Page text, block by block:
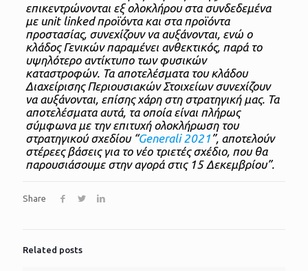
επικεντρώνονται εξ ολοκλήρου στα συνδεδεμένα
με unit linked προϊόντα και στα προϊόντα
προστασίας, συνεχίζουν να αυξάνονται, ενώ ο
κλάδος Γενικών παραμένει ανθεκτικός, παρά το
υψηλότερο αντίκτυπο των φυσικών
καταστροφών. Τα αποτελέσματα του κλάδου
Διαχείρισης Περιουσιακών Στοιχείων συνεχίζουν
να αυξάνονται, επίσης χάρη στη στρατηγική μας. Τα
αποτελέσματα αυτά, τα οποία είναι πλήρως
σύμφωνα με την επιτυχή ολοκλήρωση του
στρατηγικού σχεδίου “Generali 2021 ”, αποτελούν
στέρεες βάσεις για το νέο τριετές σχέδιο, που θα
παρουσιάσουμε στην αγορά στις 15 Δεκεμβρίου”.
Share
Related posts